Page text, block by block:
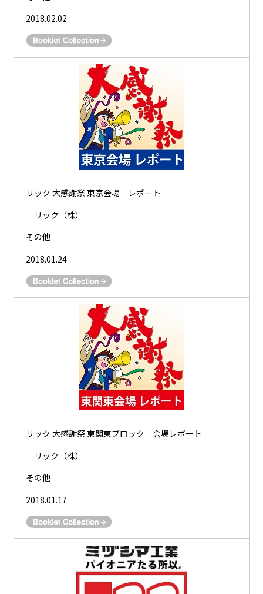
2018.02.02
リック 大感謝祭 東京会場 レポート
リック（株）
その他
2018.01.24
リック 大感謝祭 東関東ブロック 会場レポート
リック（株）
その他
2018.01.17